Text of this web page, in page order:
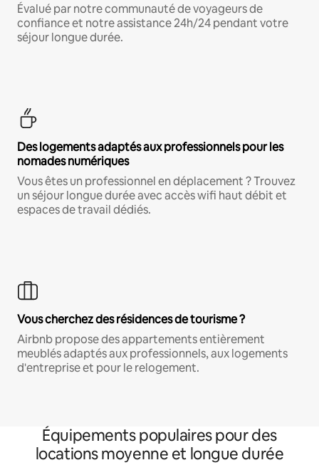
Évalué par notre communauté de voyageurs de
confiance et notre assistance 24h/24 pendant votre
séjour longue durée.
Des logements adaptés aux professionnels pour les
nomades numériques
Vous êtes un professionnel en déplacement ? Trouvez
un séjour longue durée avec accès wifi haut débit et
espaces de travail dédiés.
Vous cherchez des résidences de tourisme ?
Airbnb propose des appartements entièrement
meublés adaptés aux professionnels, aux logements
d'entreprise et pour le relogement.
Équipements populaires pour des
locations moyenne et longue durée